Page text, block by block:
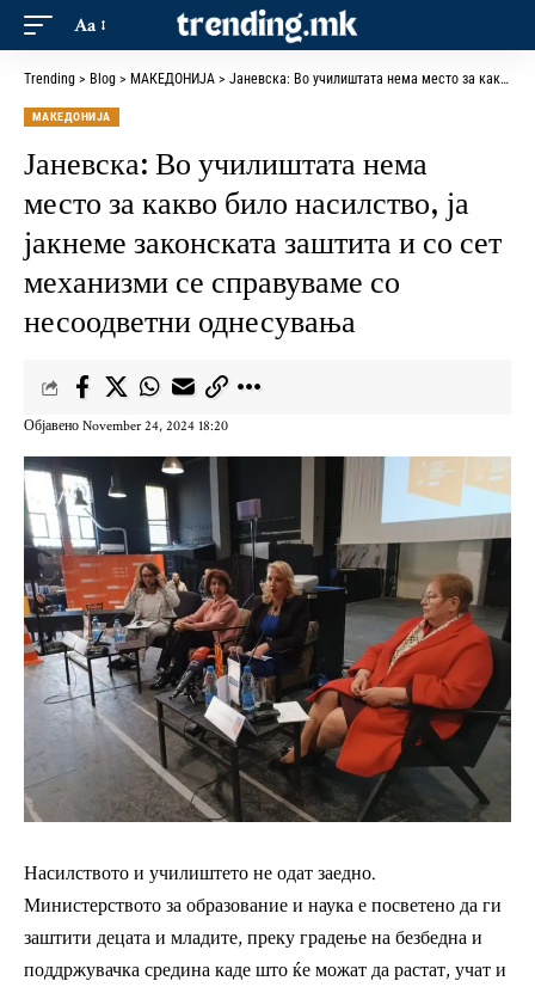
Aa
Trending > Blog > МАКЕДОНИЈА > Јаневска: Во училиштата нема место за какво било насилство, ја јакнеме законската заштита и со сет механизми се справуваме со несоодветни однесувања
МАКЕДОНИЈА
Јаневска: Во училиштата нема
место за какво било насилство, ја
јакнеме законската заштита и со сет
механизми се справуваме со
несоодветни однесувања
Објавено November 24, 2024 18:20
Насилството и училиштето не одат заедно.
Министерството за образование и наука е посветено да ги
заштити децата и младите, преку градење на безбедна и
поддржувачка средина каде што ќе можат да растат, учат и